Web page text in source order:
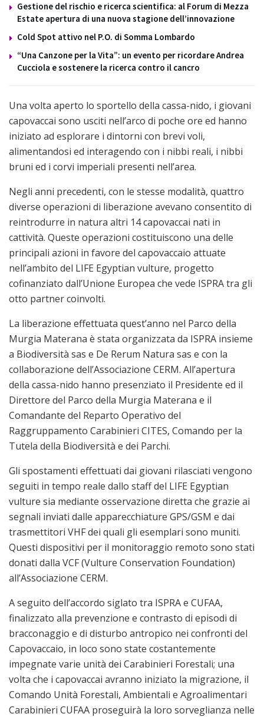
Gestione del rischio e ricerca scientifica: al Forum di Mezza
Estate apertura di una nuova stagione dell’innovazione
Cold Spot attivo nel P.O. di Somma Lombardo
“Una Canzone per la Vita”: un evento per ricordare Andrea
Cucciola e sostenere la ricerca contro il cancro
Una volta aperto lo sportello della cassa-nido, i giovani
capovaccai sono usciti nell’arco di poche ore ed hanno
iniziato ad esplorare i dintorni con brevi voli,
alimentandosi ed interagendo con i nibbi reali, i nibbi
bruni ed i corvi imperiali presenti nell’area.
Negli anni precedenti, con le stesse modalità, quattro
diverse operazioni di liberazione avevano consentito di
reintrodurre in natura altri 14 capovaccai nati in
cattività. Queste operazioni costituiscono una delle
principali azioni in favore del capovaccaio attuate
nell’ambito del LIFE Egyptian vulture, progetto
cofinanziato dall’Unione Europea che vede ISPRA tra gli
otto partner coinvolti.
La liberazione effettuata quest’anno nel Parco della
Murgia Materana è stata organizzata da ISPRA insieme
a Biodiversità sas e De Rerum Natura sas e con la
collaborazione dell’Associazione CERM. All’apertura
della cassa-nido hanno presenziato il Presidente ed il
Direttore del Parco della Murgia Materana e il
Comandante del Reparto Operativo del
Raggruppamento Carabinieri CITES, Comando per la
Tutela della Biodiversità e dei Parchi.
Gli spostamenti effettuati dai giovani rilasciati vengono
seguiti in tempo reale dallo staff del LIFE Egyptian
vulture sia mediante osservazione diretta che grazie ai
segnali inviati dalle apparecchiature GPS/GSM e dai
trasmettitori VHF dei quali gli esemplari sono muniti.
Questi dispositivi per il monitoraggio remoto sono stati
donati dalla VCF (Vulture Conservation Foundation)
all’Associazione CERM.
A seguito dell’accordo siglato tra ISPRA e CUFAA,
finalizzato alla prevenzione e contrasto di episodi di
bracconaggio e di disturbo antropico nei confronti del
Capovaccaio, in loco sono state costantemente
impegnate varie unità dei Carabinieri Forestali; una
volta che i capovaccai avranno iniziato la migrazione, il
Comando Unità Forestali, Ambientali e Agroalimentari
Carabinieri CUFAA proseguirà la loro sorveglianza nelle